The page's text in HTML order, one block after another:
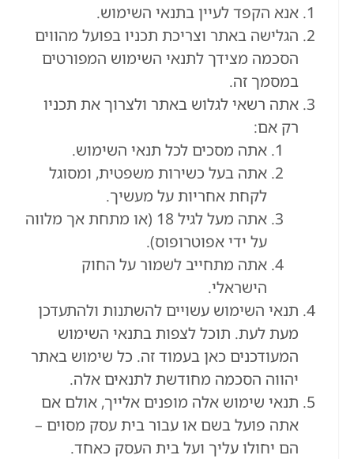
אנא הקפד לעיין בתנאי השימוש.
הגלישה באתר וצריכת תכניו בפועל מהווים
הסכמה מצידך לתנאי השימוש המפורטים
במסמך זה.
אתה רשאי לגלוש באתר ולצרוך את תכניו
רק אם:
אתה מסכים לכל תנאי השימוש.
אתה בעל כשירות משפטית, ומסוגל
לקחת אחריות על מעשיך.
אתה מעל לגיל 18 (או מתחת אך מלווה
על ידי אפוטרופוס).
אתה מתחייב לשמור על החוק
הישראלי.
תנאי השימוש עשויים להשתנות ולהתעדכן
מעת לעת. תוכל לצפות בתנאי השימוש
המעודכנים כאן בעמוד זה. כל שימוש באתר
יהווה הסכמה מחודשת לתנאים אלה.
תנאי שימוש אלה מופנים אלייך, אולם אם
אתה פועל בשם או עבור בית עסק מסוים –
הם יחולו עליך ועל בית העסק כאחד.